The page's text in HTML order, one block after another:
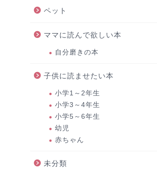
ペット
ママに読んで欲しい本
自分磨きの本
子供に読ませたい本
小学1～2年生
小学3～4年生
小学5～6年生
幼児
赤ちゃん
未分類